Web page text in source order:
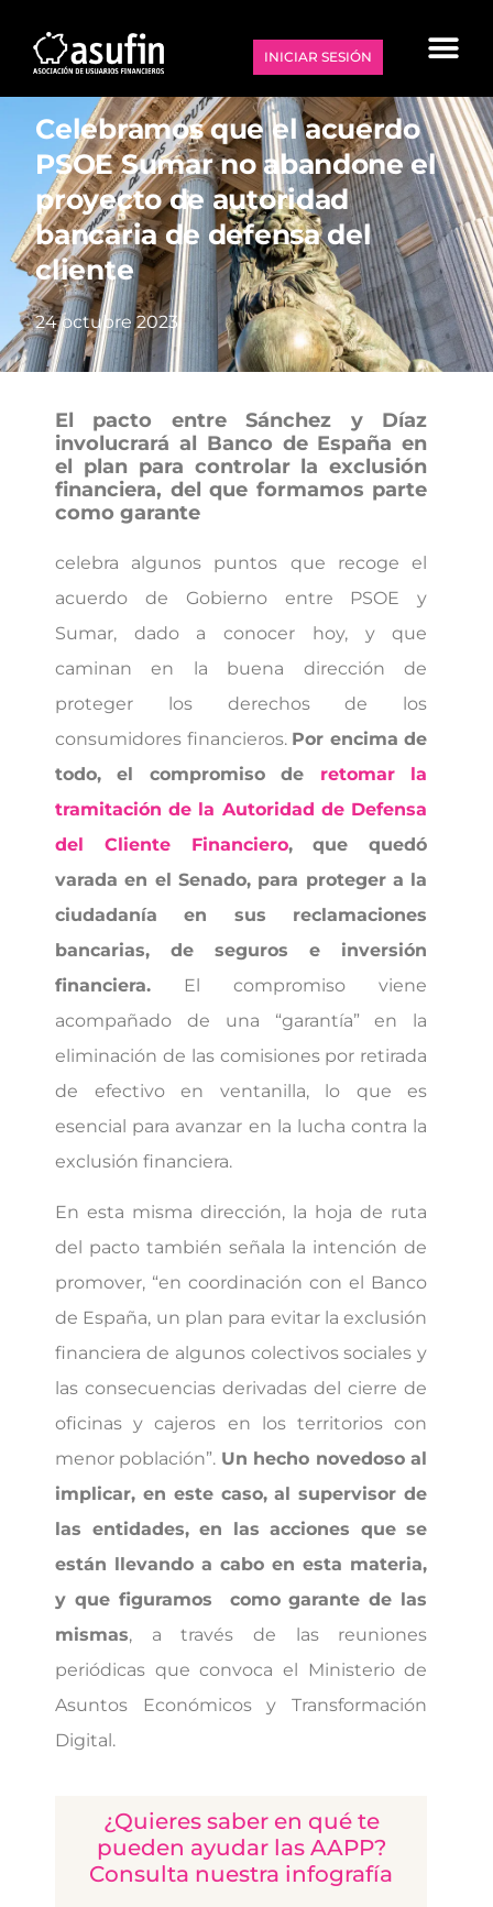
INICIAR SESIÓN
Celebramos que el acuerdo
PSOE Sumar no abandone el
proyecto de autoridad
bancaria de defensa del
cliente
24 octubre 2023
El pacto entre Sánchez y Díaz
involucrará al Banco de España en
el plan para controlar la exclusión
financiera, del que formamos parte
como garante
celebra algunos puntos que recoge el
acuerdo de Gobierno entre PSOE y
Sumar, dado a conocer hoy, y que
caminan en la buena dirección de
proteger los derechos de los
consumidores financieros. Por encima de
todo, el compromiso de retomar la
tramitación de la Autoridad de Defensa
del Cliente Financiero, que quedó
varada en el Senado, para proteger a la
ciudadanía en sus reclamaciones
bancarias, de seguros e inversión
financiera. El compromiso viene
acompañado de una “garantía” en la
eliminación de las comisiones por retirada
de efectivo en ventanilla, lo que es
esencial para avanzar en la lucha contra la
exclusión financiera.
En esta misma dirección, la hoja de ruta
del pacto también señala la intención de
promover, “en coordinación con el Banco
de España, un plan para evitar la exclusión
financiera de algunos colectivos sociales y
las consecuencias derivadas del cierre de
oficinas y cajeros en los territorios con
menor población”. Un hecho novedoso al
implicar, en este caso, al supervisor de
las entidades, en las acciones que se
están llevando a cabo en esta materia,
y que figuramos como garante de las
mismas, a través de las reuniones
periódicas que convoca el Ministerio de
Asuntos Económicos y Transformación
Digital.
¿Quieres saber en qué te
pueden ayudar las AAPP?
Consulta nuestra infografía